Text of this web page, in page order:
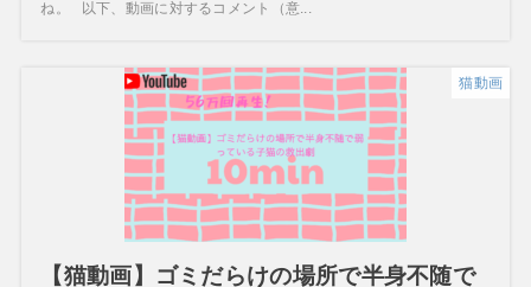
ね。 以下、動画に対するコメント（意...
猫動画
【猫動画】ゴミだらけの場所で半身不随で